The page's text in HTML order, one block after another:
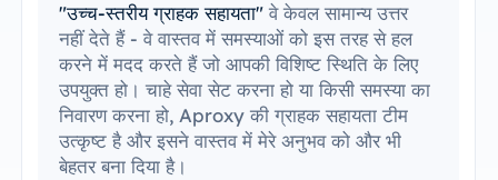
"मेरे उपकरणों के साथ एकीकृत करना आसान है"मैं
आसानी से ProxySale को अपने मौजूदा सेटअप में
एकीकृत करने में सक्षम रहा हूँ। सेटअप प्रक्रिया सरल
और सहज थी, और मैं बिना किसी समस्या के सब कुछ
चलाने में सक्षम था। मेरे द्वारा पहले से उपयोग किए जाने
वाले उपकरणों के साथ ProxySale की संगतता इसे
अविश्वसनीय रूप से सुविधाजनक और कुशल बनाती है।